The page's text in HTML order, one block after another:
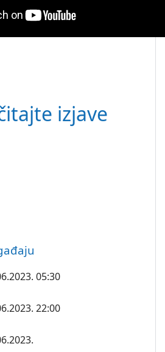
izjave
05:30
22:00